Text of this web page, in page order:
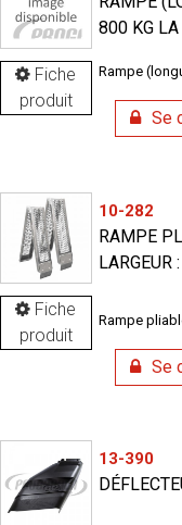
Fiche
produit
800 KG
Rampe
Se
Fiche
produit
10-282
RAMPE
LARGEUR
Rampe
Se
13-390